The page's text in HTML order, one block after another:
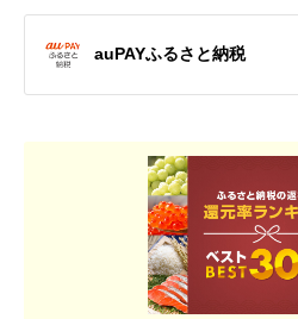
auPAYふるさと納税